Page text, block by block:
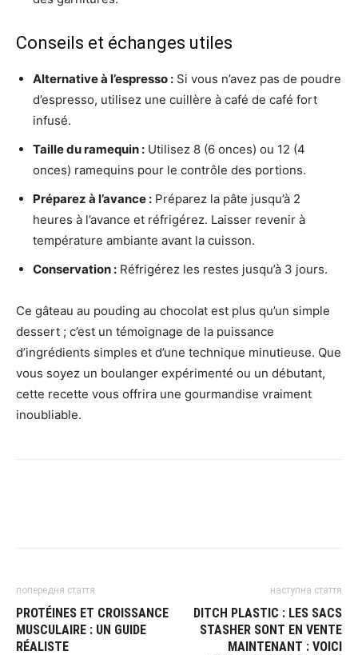
Conseils et échanges utiles
Alternative à l’espresso : Si vous n’avez pas de poudre
d’espresso, utilisez une cuillère à café de café fort
infusé.
Taille du ramequin : Utilisez 8 (6 onces) ou 12 (4
onces) ramequins pour le contrôle des portions.
Préparez à l’avance : Préparez la pâte jusqu’à 2
heures à l’avance et réfrigérez. Laisser revenir à
température ambiante avant la cuisson.
Conservation : Réfrigérez les restes jusqu’à 3 jours.
Ce gâteau au pouding au chocolat est plus qu’un simple
dessert ; c’est un témoignage de la puissance
d’ingrédients simples et d’une technique minutieuse. Que
vous soyez un boulanger expérimenté ou un débutant,
cette recette vous offrira une gourmandise vraiment
inoubliable.
попередня стаття
PROTÉINES ET CROISSANCE
MUSCULAIRE : UN GUIDE
RÉALISTE
наступна стаття
DITCH PLASTIC : LES SACS
STASHER SONT EN VENTE
MAINTENANT : VOICI